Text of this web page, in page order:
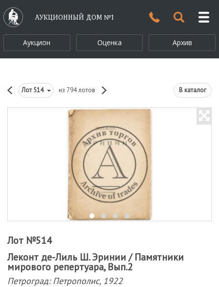
АУКЦИОННЫЙ ДОМ №1
Аукцион Оценка Архив
Лот514 из 794 лотов В каталог
Лот №514
Леконт де-Лиль Ш. Эринии / Памятники
мирового репертуара, Вып.2
Петроград: Петрополис, 1922